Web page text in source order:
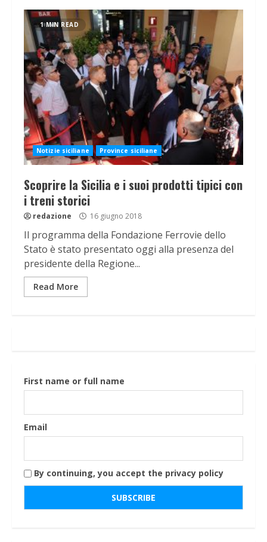
1 MIN READ
Notizie siciliane Province siciliane
Scoprire la Sicilia e i suoi prodotti tipici con
i treni storici
redazione 16 giugno 2018
Il programma della Fondazione Ferrovie dello
Stato è stato presentato oggi alla presenza del
presidente della Regione...
Read More
First name or full name
Email
By continuing, you accept the privacy policy